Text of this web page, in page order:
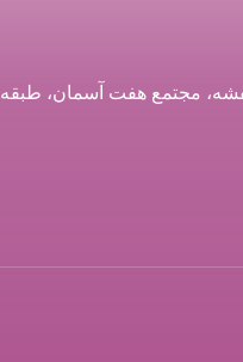
هفت آسمان، طبقه 6 واحد 62